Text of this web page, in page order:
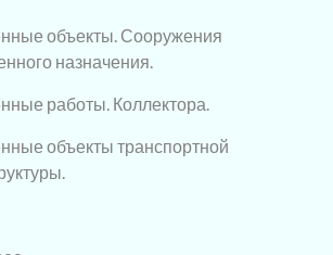
объекты. Сооружения
назначения.
работы. Коллектора.
объекты транспортной